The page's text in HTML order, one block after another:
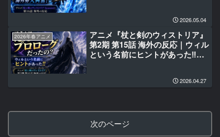
2026.05.04
2026年春アニメ
アニメ『杖と剣のウィストリア』
第2期 第15話 海外の反応｜ウィル
という名前にヒントがあった‼今
2026.04.27
次のページ